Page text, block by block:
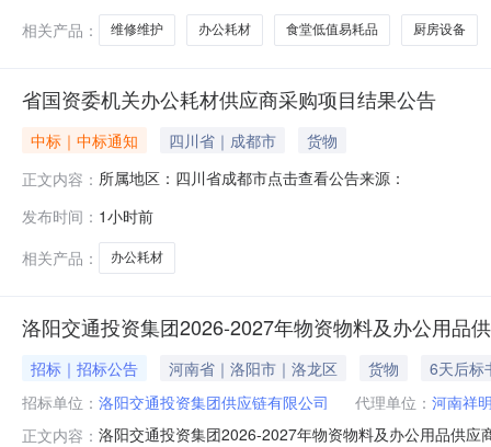
相关产品：
维修维护 办公耗材 食堂低值易耗品 厨房设备
省国资委机关办公耗材供应商采购项目结果公告
中标｜中标通知 四川省｜成都市
货物
正文内容： 所属地区：四川省成都市点击查看公告来源：
发布时间： 1小时前
相关产品：
办公耗材
洛阳交通投资集团2026-2027年物资物料及办公用品
招标｜招标公告 河南省｜洛阳市｜洛龙区 货物
6天后标
招标单位： 洛阳交通投资集团供应链有限公司 代理单位： 河南祥
正文内容： 洛阳交通投资集团2026-2027年物资物料及办公用品供